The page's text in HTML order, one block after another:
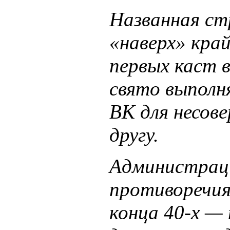
Названная
«наверх»
первых каст
свято
ВК для
другу.
конца 40-х —